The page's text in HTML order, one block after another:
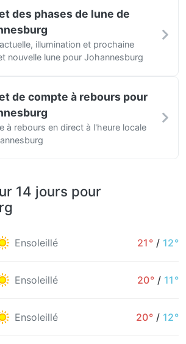
des phases de lune de
illumination et prochaine
nouvelle lune pour Johannesburg
de compte à rebours pour
à rebours en direct à l'heure locale
14 jours pour
Ensoleillé 21° / 12°
Ensoleillé 20° / 11°
Ensoleillé 20° / 12°